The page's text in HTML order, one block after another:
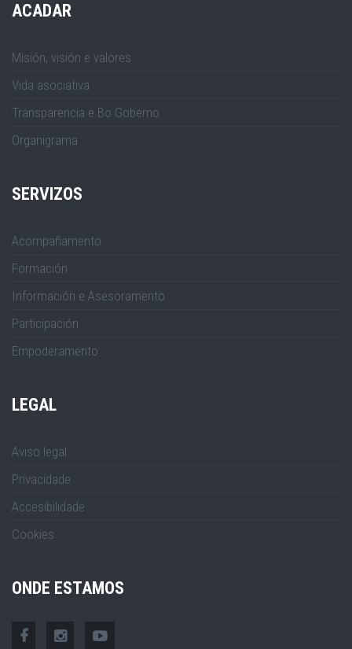
ACADAR
Misión, visión e valores
Vida asociativa
Transparencia e Bo Goberno
Organigrama
SERVIZOS
Acompañamento
Formación
Información e Asesoramento
Participación
Empoderamento
LEGAL
Aviso legal
Privacidade
Accesibilidade
Cookies
ONDE ESTAMOS